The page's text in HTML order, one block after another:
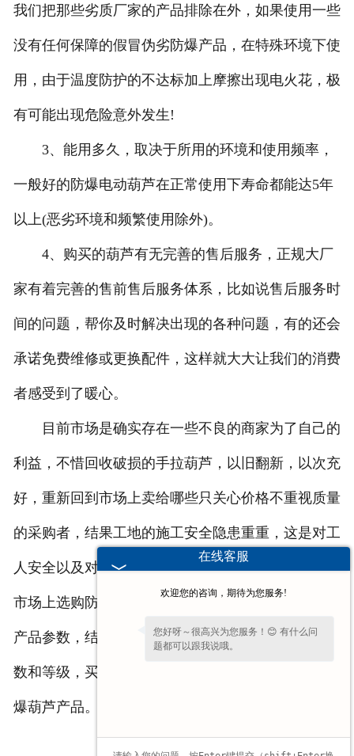
我们把那些劣质厂家的产品排除在外，如果使用一些
没有任何保障的假冒伪劣防爆产品，在特殊环境下使
用，由于温度防护的不达标加上摩擦出现电火花，极
有可能出现危险意外发生!
3、能用多久，取决于所用的环境和使用频率，
一般好的防爆电动葫芦在正常使用下寿命都能达5年
以上(恶劣环境和频繁使用除外)。
4、购买的葫芦有无完善的售后服务，正规大厂
家有着完善的售前售后服务体系，比如说售后服务时
间的问题，帮你及时解决出现的各种问题，有的还会
承诺免费维修或更换配件，这样就大大让我们的消费
者感受到了暖心。
目前市场是确实存在一些不良的商家为了自己的
利益，不惜回收破损的手拉葫芦，以旧翻新，以次充
好，重新回到市场上卖给哪些只关心价格不重视质量
的采购者，结果工地的施工安全隐患重重，这是对工
人安全以及对自己不负责的表现，害人害己。对于在
市场上选购防爆电动葫芦我们应货比三家，详细了解
产品参数，结合自己需要使用防爆电动葫芦的各种参
数和等级，买到适用，防爆等级相符，且价比高的防
爆葫芦产品。
在线客服
欢迎您的咨询，期待为您服务!
您好呀～很高兴为您服务！😊 有什么问
题都可以跟我说哦。